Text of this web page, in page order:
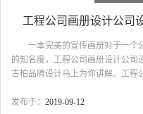
工程公司画册设计公司
一本完美的宣传画册对于一个
的知名度，工程公司画册设计公司
古柏品牌设计马上为你讲解。工
程中，也不是草率的调动调动人马
发布于： 2019-09-12